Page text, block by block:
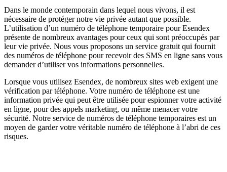
Dans le monde contemporain dans lequel nous vivons, il est
nécessaire de protéger notre vie privée autant que possible.
L’utilisation d’un numéro de téléphone temporaire pour Esendex
présente de nombreux avantages pour ceux qui sont préoccupés par
leur vie privée. Nous vous proposons un service gratuit qui fournit
des numéros de téléphone pour recevoir des SMS en ligne sans vous
demander d’utiliser vos informations personnelles.
Lorsque vous utilisez Esendex, de nombreux sites web exigent une
vérification par téléphone. Votre numéro de téléphone est une
information privée qui peut être utilisée pour espionner votre activité
en ligne, pour des appels marketing, ou même menacer votre
sécurité. Notre service de numéros de téléphone temporaires est un
moyen de garder votre véritable numéro de téléphone à l’abri de ces
risques.